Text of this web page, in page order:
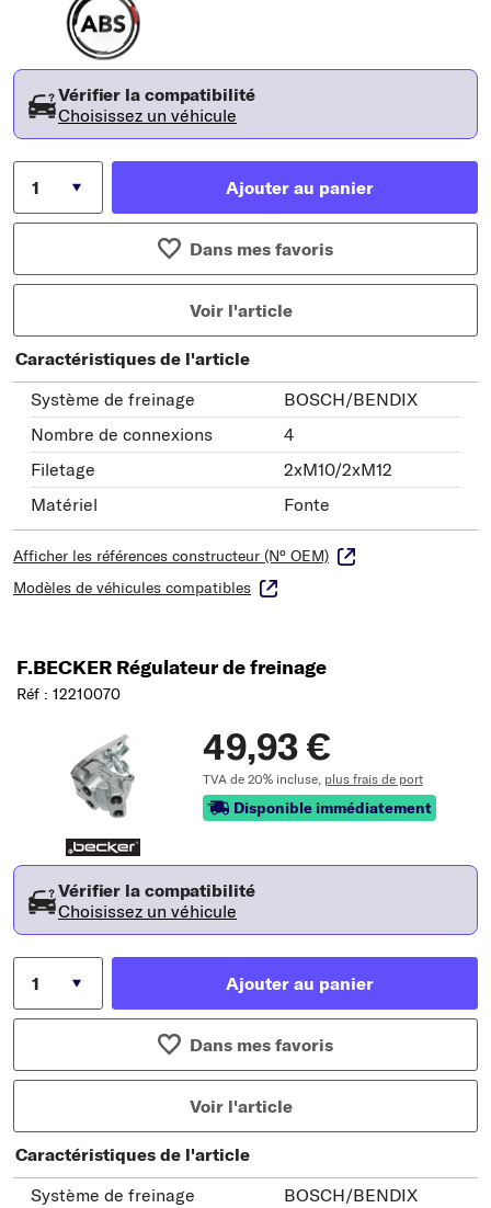
Vérifier la compatibilité
Choisissez un véhicule
Ajouter au panier
Dans mes favoris
Voir l'article
Caractéristiques de l'article
Système de freinage
BOSCH/BENDIX
Nombre de connexions
4
Filetage
2xM10/2xM12
Matériel
Fonte
Afficher les références constructeur (N° OEM)
Modèles de véhicules compatibles
F.BECKER Régulateur de freinage
Réf : 12210070
49,93 €
TVA de 20% incluse, plus frais de port
Disponible immédiatement
Vérifier la compatibilité
Choisissez un véhicule
Ajouter au panier
Dans mes favoris
Voir l'article
Caractéristiques de l'article
Système de freinage
BOSCH/BENDIX